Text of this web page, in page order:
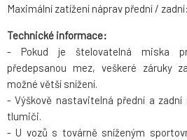
Maximální zatížení náprav přední /
Technické informace:
- Pokud je štelovatelná miska
předepsanou mez, veškeré záruky
možné větší snížení.
- Výškově nastavitelná přední a
tlumiči.
- U vozů s továrně sníženým